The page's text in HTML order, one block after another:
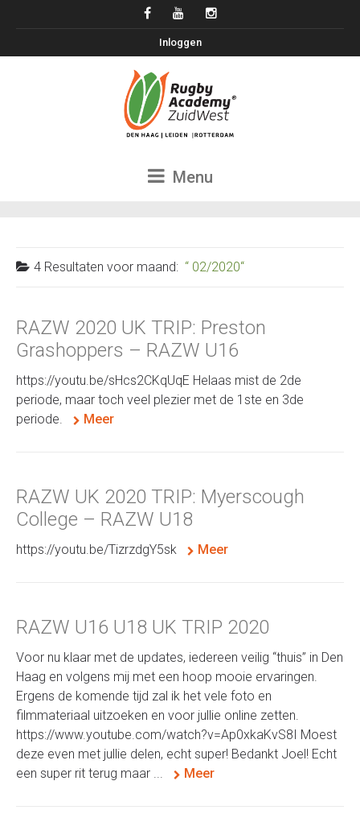
Inloggen
Menu
4 Resultaten voor maand: 02/2020
RAZW 2020 UK TRIP: Preston
Grashoppers – RAZW U16
https://youtu.be/sHcs2CKqUqE Helaas mist de 2de
periode, maar toch veel plezier met de 1ste en 3de
periode.
Meer
RAZW UK 2020 TRIP: Myerscough
College – RAZW U18
https://youtu.be/TizrzdgY5sk Meer
RAZW U16 U18 UK TRIP 2020
Voor nu klaar met de updates, iedereen veilig “thuis” in Den
Haag en volgens mij met een hoop mooie ervaringen.
Ergens de komende tijd zal ik het vele foto en
filmmateriaal uitzoeken en voor jullie online zetten.
https://www.youtube.com/watch?v=Ap0xkaKvS8I Moest
deze even met jullie delen, echt super! Bedankt Joel! Echt
een super rit terug maar ...
Meer